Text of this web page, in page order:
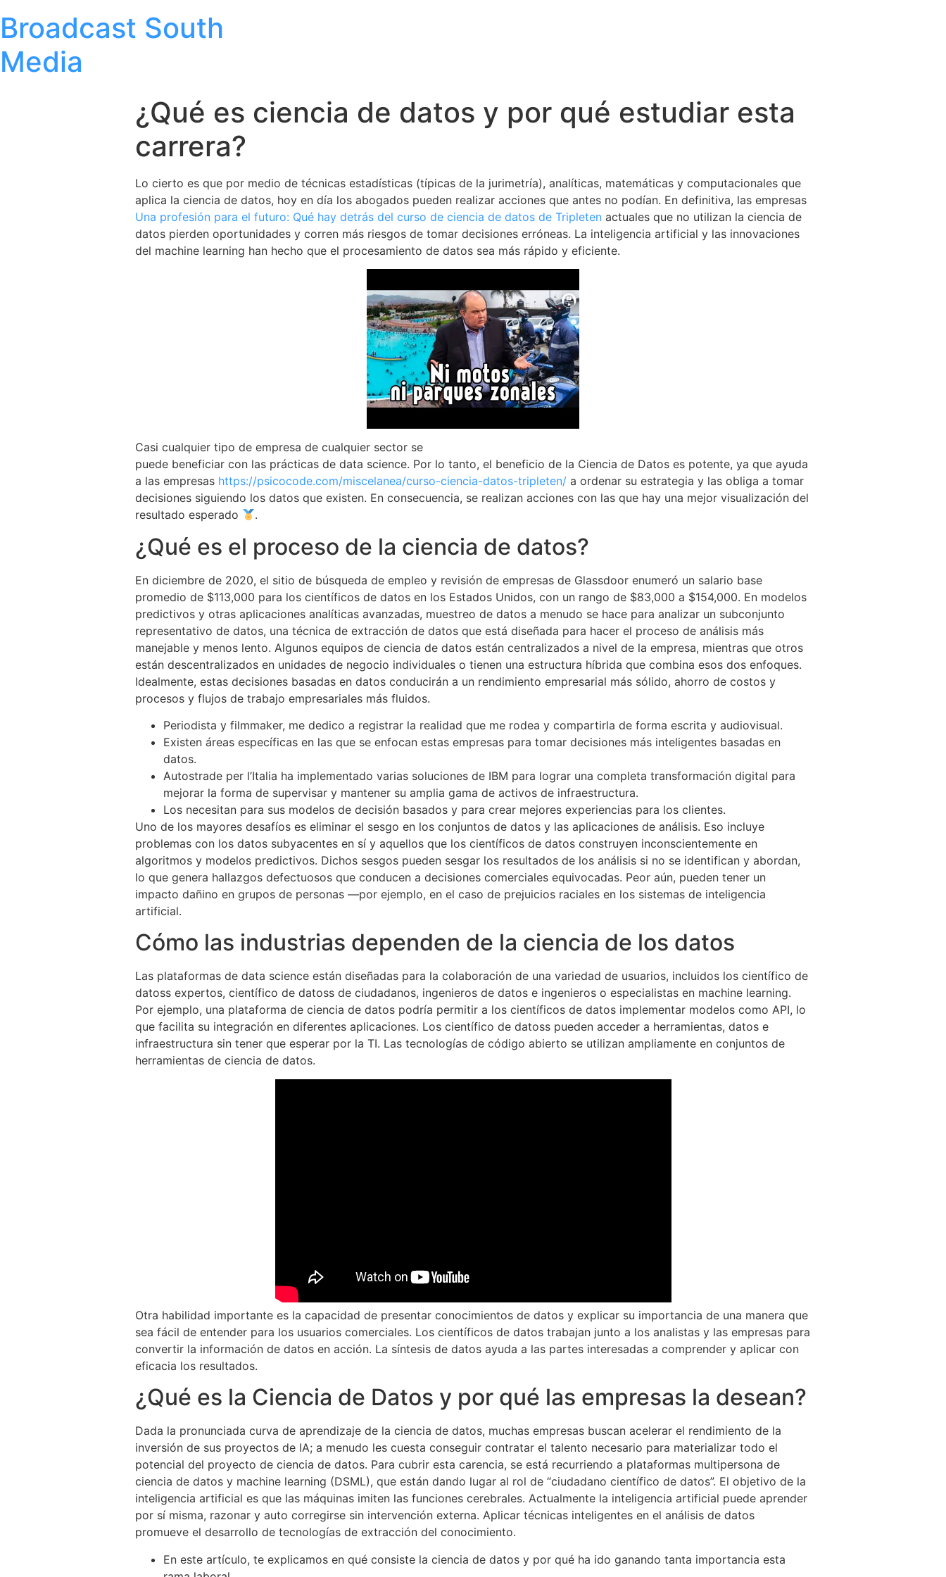
Broadcast South
Media
¿Qué es ciencia de datos y por qué estudiar esta
carrera?
Lo cierto es que por medio de técnicas estadísticas (típicas de la jurimetría), analíticas, matemáticas y computacionales que
aplica la ciencia de datos, hoy en día los abogados pueden realizar acciones que antes no podían. En definitiva, las empresas
Una profesión para el futuro: Qué hay detrás del curso de ciencia de datos de Tripleten actuales que no utilizan la ciencia de
datos pierden oportunidades y corren más riesgos de tomar decisiones erróneas. La inteligencia artificial y las innovaciones
del machine learning han hecho que el procesamiento de datos sea más rápido y eficiente.
Casi cualquier tipo de empresa de cualquier sector se
puede beneficiar con las prácticas de data science. Por lo tanto, el beneficio de la Ciencia de Datos es potente, ya que ayuda
a las empresas https://psicocode.com/miscelanea/curso-ciencia-datos-tripleten/ a ordenar su estrategia y las obliga a tomar
decisiones siguiendo los datos que existen. En consecuencia, se realizan acciones con las que hay una mejor visualización del
resultado esperado
.
¿Qué es el proceso de la ciencia de datos?
En diciembre de 2020, el sitio de búsqueda de empleo y revisión de empresas de Glassdoor enumeró un salario base
promedio de $113,000 para los científicos de datos en los Estados Unidos, con un rango de $83,000 a $154,000. En modelos
predictivos y otras aplicaciones analíticas avanzadas, muestreo de datos a menudo se hace para analizar un subconjunto
representativo de datos, una técnica de extracción de datos que está diseñada para hacer el proceso de análisis más
manejable y menos lento. Algunos equipos de ciencia de datos están centralizados a nivel de la empresa, mientras que otros
están descentralizados en unidades de negocio individuales o tienen una estructura híbrida que combina esos dos enfoques.
Idealmente, estas decisiones basadas en datos conducirán a un rendimiento empresarial más sólido, ahorro de costos y
procesos y flujos de trabajo empresariales más fluidos.
Periodista y filmmaker, me dedico a registrar la realidad que me rodea y compartirla de forma escrita y audiovisual.
Existen áreas específicas en las que se enfocan estas empresas para tomar decisiones más inteligentes basadas en
datos.
Autostrade per l’Italia ha implementado varias soluciones de IBM para lograr una completa transformación digital para
mejorar la forma de supervisar y mantener su amplia gama de activos de infraestructura.
Los necesitan para sus modelos de decisión basados y para crear mejores experiencias para los clientes.
Uno de los mayores desafíos es eliminar el sesgo en los conjuntos de datos y las aplicaciones de análisis. Eso incluye
problemas con los datos subyacentes en sí y aquellos que los científicos de datos construyen inconscientemente en
algoritmos y modelos predictivos. Dichos sesgos pueden sesgar los resultados de los análisis si no se identifican y abordan,
lo que genera hallazgos defectuosos que conducen a decisiones comerciales equivocadas. Peor aún, pueden tener un
impacto dañino en grupos de personas —por ejemplo, en el caso de prejuicios raciales en los sistemas de inteligencia
artificial.
Cómo las industrias dependen de la ciencia de los datos
Las plataformas de data science están diseñadas para la colaboración de una variedad de usuarios, incluidos los científico de
datoss expertos, científico de datoss de ciudadanos, ingenieros de datos e ingenieros o especialistas en machine learning.
Por ejemplo, una plataforma de ciencia de datos podría permitir a los científicos de datos implementar modelos como API, lo
que facilita su integración en diferentes aplicaciones. Los científico de datoss pueden acceder a herramientas, datos e
infraestructura sin tener que esperar por la TI. Las tecnologías de código abierto se utilizan ampliamente en conjuntos de
herramientas de ciencia de datos.
Otra habilidad importante es la capacidad de presentar conocimientos de datos y explicar su importancia de una manera que
sea fácil de entender para los usuarios comerciales. Los científicos de datos trabajan junto a los analistas y las empresas para
convertir la información de datos en acción. La síntesis de datos ayuda a las partes interesadas a comprender y aplicar con
eficacia los resultados.
¿Qué es la Ciencia de Datos y por qué las empresas la desean?
Dada la pronunciada curva de aprendizaje de la ciencia de datos, muchas empresas buscan acelerar el rendimiento de la
inversión de sus proyectos de IA; a menudo les cuesta conseguir contratar el talento necesario para materializar todo el
potencial del proyecto de ciencia de datos. Para cubrir esta carencia, se está recurriendo a plataformas multipersona de
ciencia de datos y machine learning (DSML), que están dando lugar al rol de “ciudadano científico de datos”. El objetivo de la
inteligencia artificial es que las máquinas imiten las funciones cerebrales. Actualmente la inteligencia artificial puede aprender
por sí misma, razonar y auto corregirse sin intervención externa. Aplicar técnicas inteligentes en el análisis de datos
promueve el desarrollo de tecnologías de extracción del conocimiento.
En este artículo, te explicamos en qué consiste la ciencia de datos y por qué ha ido ganando tanta importancia esta